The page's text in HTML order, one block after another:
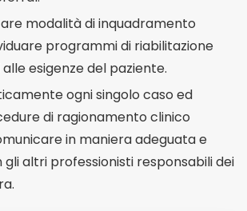
modalità di inquadramento
programmi di riabilitazione
esigenze del paziente.
ogni singolo caso ed
di ragionamento clinico
in maniera adeguata e
altri professionisti responsabili dei